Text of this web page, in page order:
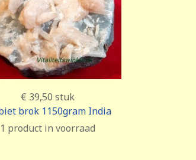
€ 39,50 stuk
brok 1150gram India
1 product in voorraad